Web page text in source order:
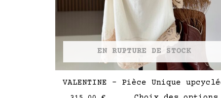
EN RUPTURE DE STOCK
VALENTINE – Pièce Unique